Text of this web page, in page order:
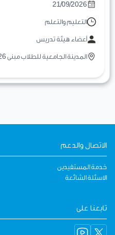
21/09/2026
التعليم والتعلم
أعضاء هيئة تدريس
المدينة الجامعية للطلاب مبنى 26 قاعات عمادة تطوير المهارات
الاتصال والدعم
خدمة المستفيدين
الاسئلة الشائعة
تابعنا على